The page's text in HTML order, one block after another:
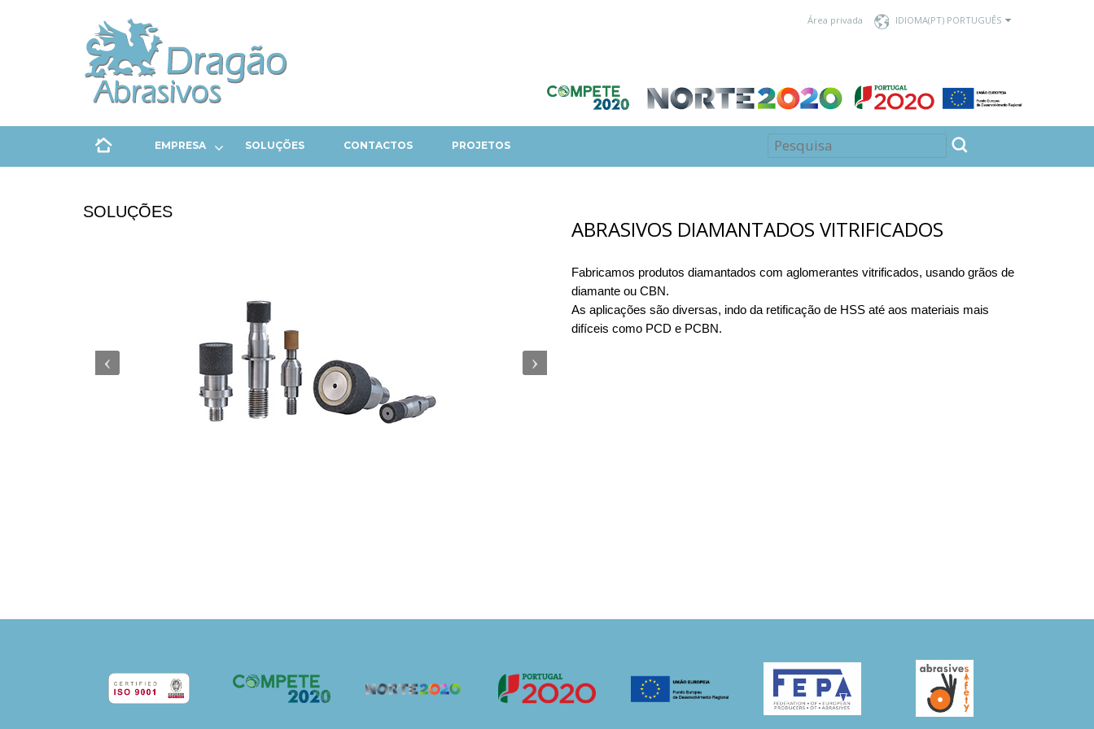
Área privada IDIOMA
EMPRESA SOLUÇÕES CONTACTOS PROJETOS
SOLUÇÕES
ABRASIVOS DIAMANTADOS VITRIFICADOS
Fabricamos produtos diamantados com aglomerantes vitrificados, usando grãos de
diamante ou CBN.
As aplicações são diversas, indo da retificação de HSS até aos materiais mais
difíceis como PCD e PCBN.